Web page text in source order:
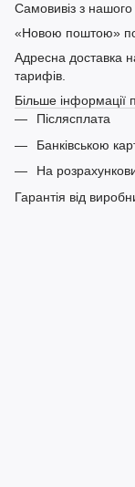
Самовивіз з
«Новою поштою» по
Адресна доставка
тарифів.
Більше інформації
Післясплата
Банківською
На
Гарантія від